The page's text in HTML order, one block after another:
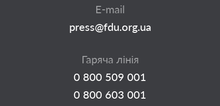
E-mail
press@fdu.org.ua
Гаряча лінія
0 800 509 001
0 800 603 001